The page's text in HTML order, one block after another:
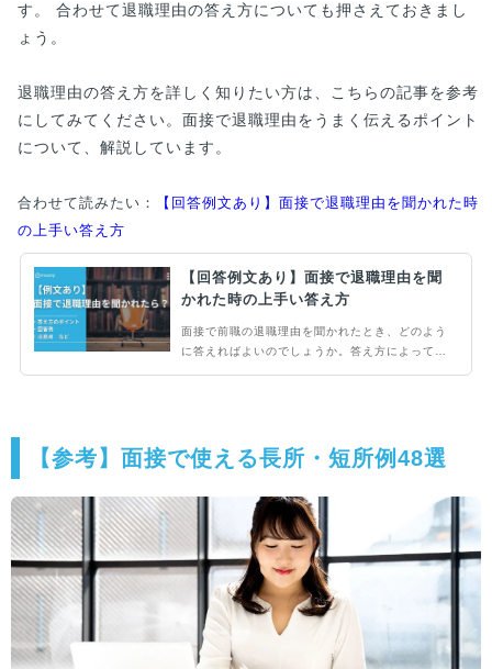
す。 合わせて退職理由の答え方についても押さえておきまし
ょう。
退職理由の答え方を詳しく知りたい方は、こちらの記事を参考
にしてみてください。面接で退職理由をうまく伝えるポイント
について、解説しています。
合わせて読みたい：
【回答例文あり】面接で退職理由を聞かれた時
の上手い答え方
【回答例文あり】面接で退職理由を聞
かれた時の上手い答え方
面接で前職の退職理由を聞かれたとき、どのよう
に答えればよいのでしょうか。答え方によっては
【参考】面接で使える長所・短所例48選